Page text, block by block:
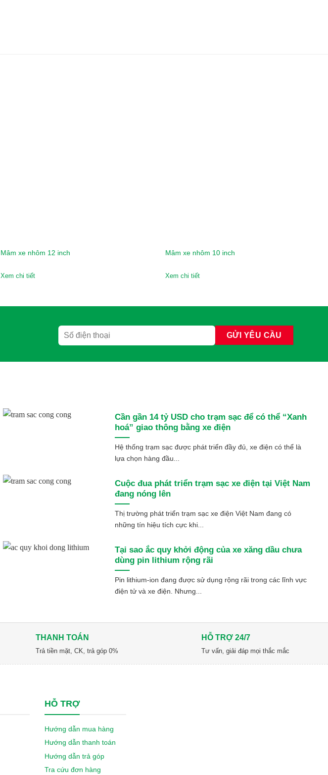
Mâm xe nhôm 12 inch
Xem chi tiết
Mâm xe nhôm 10 inch
Xem chi tiết
Cần gần 14 tỷ USD cho trạm sạc để có thể “Xanh
hoá” giao thông bằng xe điện
Hệ thống trạm sạc được phát triển đầy đủ, xe điện có thể là
lựa chọn hàng đầu...
Cuộc đua phát triển trạm sạc xe điện tại Việt Nam
đang nóng lên
Thị trường phát triển trạm sạc xe điện Việt Nam đang có
những tín hiệu tích cực khi...
Tại sao ắc quy khởi động của xe xăng dầu chưa
dùng pin lithium rộng rãi
Pin lithium-ion đang được sử dụng rộng rãi trong các lĩnh vực
điện tử và xe điện. Nhưng...
THANH TOÁN
Trả tiền mặt, CK, trả góp 0%
HỖ TRỢ 24/7
Tư vấn, giải đáp mọi thắc mắc
HỖ TRỢ
Hướng dẫn mua hàng
Hướng dẫn thanh toán
Hướng dẫn trả góp
Tra cứu đơn hàng